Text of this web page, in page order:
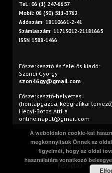
Tel.: 06 (1) 247-6657
Mobil: 06 (30) 511-3762
Adószám: 18110661-2-41
Számlaszám: 11713012-21181665
ISSN 1588-1466
Főszerkesztő és felelős kiadó:
Szondi György
szon46gy@gmail.com
Főszerkesztő-helyettes
(honlapgazda, képgrafikai
Hegyi-Botos Attila
online.naput@gmail.com
Minden jog
Kezdőlap Print
A weboldalon cookie-kat
megkönnyítsük Önnek az
figyelmét, hogy az oldal
használatára vonatkozó